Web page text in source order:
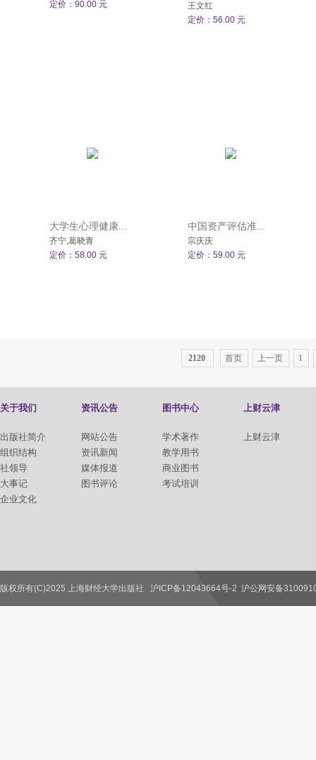
定价：90.00 元
王文红
定价：56.00 元
大学生心理健康...
齐宁,葛晓青
定价：58.00 元
中国资产评估准...
宗庆庆
定价：59.00 元
2120 首页 上一页 1
关于我们
出版社简介
组织结构
社领导
大事记
企业文化
资讯公告
网站公告
资讯新闻
媒体报道
图书评论
图书中心
学术著作
教学用书
商业图书
考试培训
上财云津
上财云津
联系我们
版权所有(C)2025 上海财经大学出版社 沪ICP备12043664号-2 沪公网安备